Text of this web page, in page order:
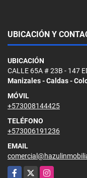
UBICACIÓN Y
UBICACIÓN
CALLE 65A # 23B - 147
Manizales - Caldas -
MÓVIL
+573008144425
TELÉFONO
+573006191236
EMAIL
Facebook
X Instagram